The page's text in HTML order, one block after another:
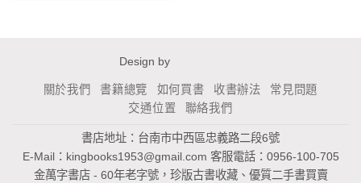
Design by
關於我們 書籍總覽 如何買書 收書辦法
常見問題
交通位置
聯絡我們
書店地址：台南市中西區忠義路二段6號
E-Mail： kingbooks1953@gmail.com 客服電話：0956-100-705
金萬字書店 - 60年老字號，珍版古書收藏、優質二手書買賣